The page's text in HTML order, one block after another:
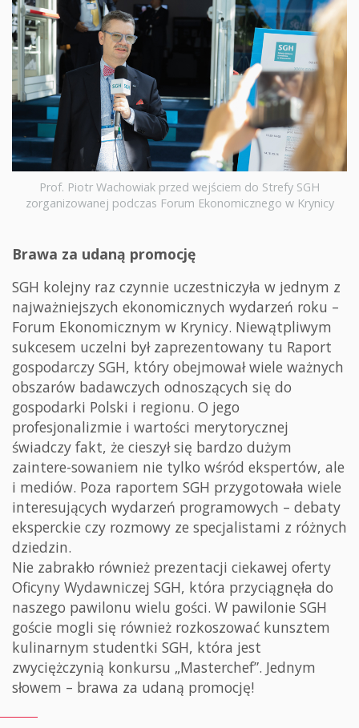
Prof. Piotr Wachowiak przed wejściem do Strefy SGH
zorganizowanej podczas Forum Ekonomicznego w Krynicy
Brawa za udaną promocję
SGH kolejny raz czynnie uczestniczyła w jednym z
najważniejszych ekonomicznych wydarzeń roku –
Forum Ekonomicznym w Krynicy. Niewątpliwym
sukcesem uczelni był zaprezentowany tu Raport
gospodarczy SGH, który obejmował wiele ważnych
obszarów badawczych odnoszących się do
gospodarki Polski i regionu. O jego
profesjonalizmie i wartości merytorycznej
świadczy fakt, że cieszył się bardzo dużym
zaintere-sowaniem nie tylko wśród ekspertów, ale
i mediów. Poza raportem SGH przygotowała wiele
interesujących wydarzeń programowych – debaty
eksperckie czy rozmowy ze specjalistami z różnych
dziedzin.
Nie zabrakło również prezentacji ciekawej oferty
Oficyny Wydawniczej SGH, która przyciągnęła do
naszego pawilonu wielu gości. W pawilonie SGH
goście mogli się również rozkoszować kunsztem
kulinarnym studentki SGH, która jest
zwyciężczynią konkursu „Masterchef”. Jednym
słowem – brawa za udaną promocję!